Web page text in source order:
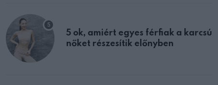
5 ok, amiért egyes férfiak a karcsú
nőket részesítik előnyben